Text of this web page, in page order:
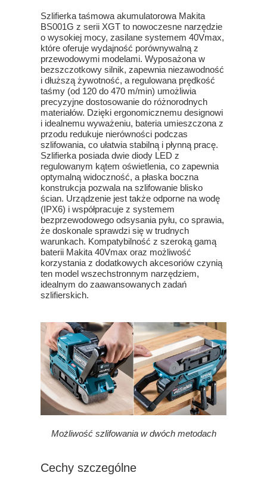
Szlifierka taśmowa akumulatorowa Makita
BS001G z serii XGT to nowoczesne narzędzie
o wysokiej mocy, zasilane systemem 40Vmax,
które oferuje wydajność porównywalną z
przewodowymi modelami. Wyposażona w
bezszczotkowy silnik, zapewnia niezawodność
i dłuższą żywotność, a regulowana prędkość
taśmy (od 120 do 470 m/min) umożliwia
precyzyjne dostosowanie do różnorodnych
materiałów. Dzięki ergonomicznemu designowi
i idealnemu wyważeniu, bateria umieszczona z
przodu redukuje nierówności podczas
szlifowania, co ułatwia stabilną i płynną pracę.
Szlifierka posiada dwie diody LED z
regulowanym kątem oświetlenia, co zapewnia
optymalną widoczność, a płaska boczna
konstrukcja pozwala na szlifowanie blisko
ścian. Urządzenie jest także odporne na wodę
(IPX6) i współpracuje z systemem
bezprzewodowego odsysania pyłu, co sprawia,
że doskonale sprawdzi się w trudnych
warunkach. Kompatybilność z szeroką gamą
baterii Makita 40Vmax oraz możliwość
korzystania z dodatkowych akcesoriów czynią
ten model wszechstronnym narzędziem,
idealnym do zaawansowanych zadań
szlifierskich.
Możliwość szlifowania w dwóch metodach
Cechy szczególne